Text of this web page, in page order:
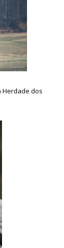
Herdade dos